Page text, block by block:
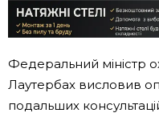
Федеральний міністр
Лаутербах висловив
подальших